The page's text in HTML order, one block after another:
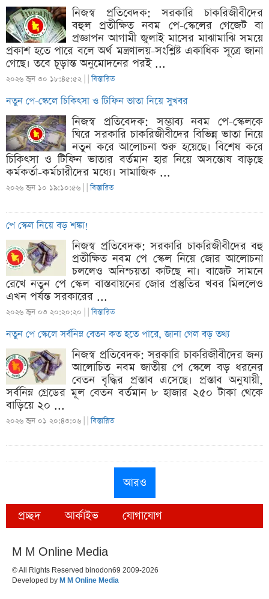
নিজস্ব প্রতিবেদক: সরকারি চাকরিজীবীদের
বহুল প্রতীক্ষিত নবম পে-স্কেলের গেজেট বা
প্রজ্ঞাপন আগামী জুলাই মাসের মাঝামাঝি সময়ে
প্রকাশ হতে পারে বলে অর্থ মন্ত্রণালয়-সংশ্লিষ্ট একাধিক সূত্রে জানা
গেছে। তবে চূড়ান্ত অনুমোদনের পরই ...
২০২৬ জুন ৩০ ১৮:৪৫:৫২ | |বিস্তারিত
নতুন পে-স্কেলে চিকিৎসা ও টিফিন ভাতা নিয়ে সুখবর
নিজস্ব প্রতিবেদক: সম্ভাব্য নবম পে-স্কেলকে
ঘিরে সরকারি চাকরিজীবীদের বিভিন্ন ভাতা নিয়ে
নতুন করে আলোচনা শুরু হয়েছে। বিশেষ করে
চিকিৎসা ও টিফিন ভাতার বর্তমান হার নিয়ে অসন্তোষ বাড়ছে
কর্মকর্তা-কর্মচারীদের মধ্যে। সামাজিক ...
২০২৬ জুন ১০ ১৯:১০:৫৬ | |বিস্তারিত
পে স্কেল নিয়ে বড় শঙ্কা!
নিজস্ব প্রতিবেদক: সরকারি চাকরিজীবীদের বহু
প্রতীক্ষিত নবম পে স্কেল নিয়ে জোর আলোচনা
চললেও অনিশ্চয়তা কাটছে না। বাজেট সামনে
রেখে নতুন পে স্কেল বাস্তবায়নের জোর প্রস্তুতির খবর মিললেও
এখন পর্যন্ত সরকারের ...
২০২৬ জুন ০৩ ২০:২০:২০ | |বিস্তারিত
নতুন পে স্কেলে সর্বনিম্ন বেতন কত হতে পারে, জানা গেল বড় তথ্য
নিজস্ব প্রতিবেদক: সরকারি চাকরিজীবীদের জন্য
আলোচিত নবম জাতীয় পে স্কেলে বড় ধরনের
বেতন বৃদ্ধির প্রস্তাব এসেছে। প্রস্তাব অনুযায়ী,
সর্বনিম্ন গ্রেডের মূল বেতন বর্তমান ৮ হাজার ২৫০ টাকা থেকে
বাড়িয়ে ২০ ...
২০২৬ জুন ০১ ২০:৪৩:০৬ | |বিস্তারিত
আরও
প্রচ্ছদ আর্কাইভ যোগাযোগ
M M Online Media
© All Rights Reserved binodon69 2009-2026
Developed by M M Online Media